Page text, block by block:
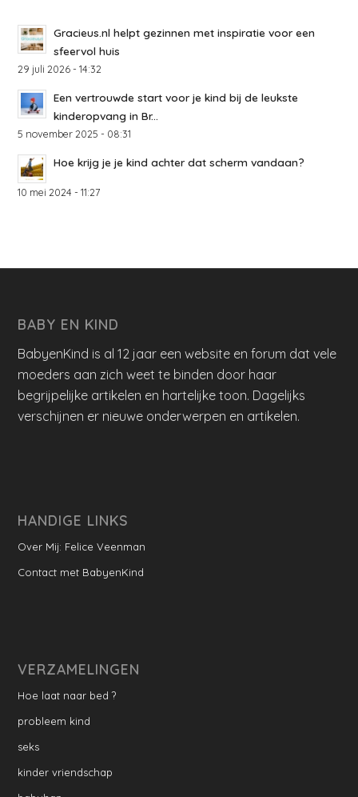
Gracieus.nl helpt gezinnen met inspiratie voor een
sfeervol huis
29 juli 2026 - 14:32
Een vertrouwde start voor je kind bij de leukste
kinderopvang in Br...
5 november 2025 - 08:31
Hoe krijg je je kind achter dat scherm vandaan?
10 mei 2024 - 11:27
BABY EN KIND
BabyenKind is al 12 jaar een website en forum dat vele
moeders aan zich weet te binden door haar
begrijpelijke artikelen en hartelijke toon. Dagelijks
verschijnen er nieuwe onderwerpen en artikelen.
HANDIGE LINKS
Over Mij: Felice Veenman
Contact met BabyenKind
VERZAMELINGEN
Hoe laat naar bed ?
probleem kind
seks
kinder vriendschap